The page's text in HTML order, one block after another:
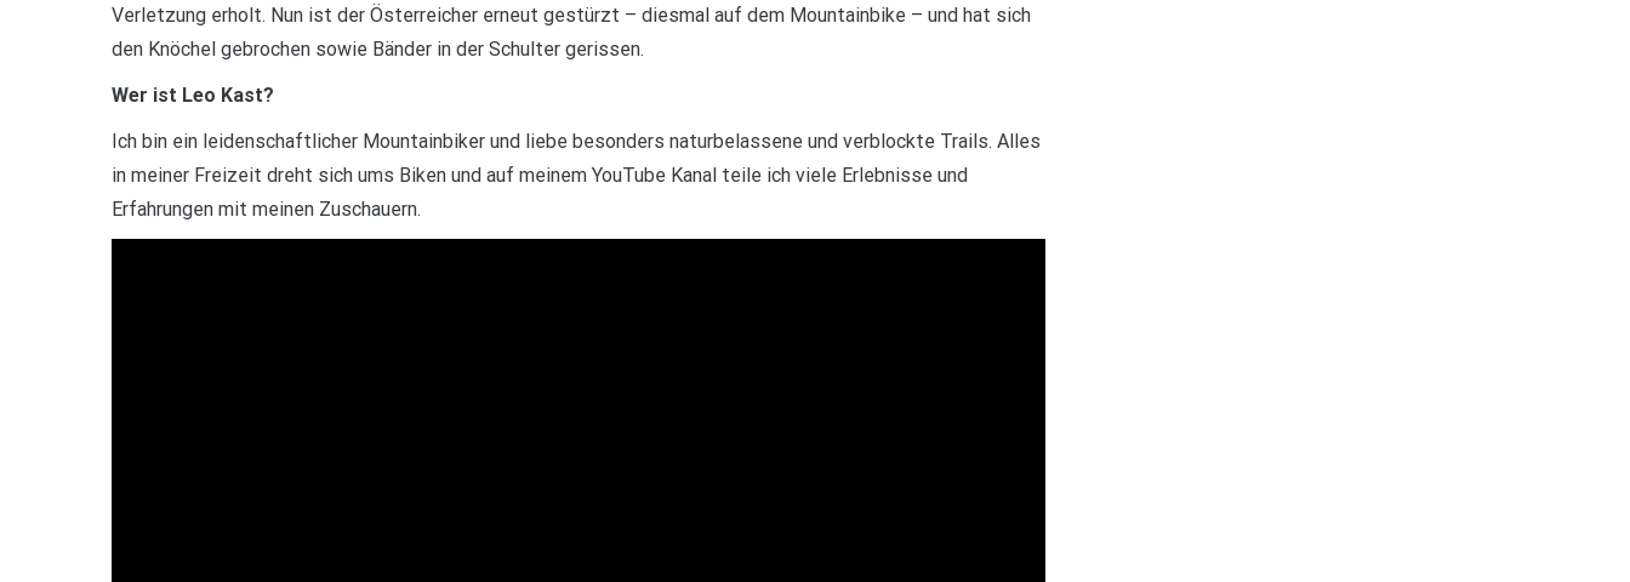
Verletzung erholt. Nun ist der Österreicher erneut gestürzt – diesmal auf dem Mountainbike – und hat sich
den Knöchel gebrochen sowie Bänder in der Schulter gerissen.
Wer ist Leo Kast?
Ich bin ein leidenschaftlicher Mountainbiker und liebe besonders naturbelassene und verblockte Trails. Alles
in meiner Freizeit dreht sich ums Biken und auf meinem YouTube Kanal teile ich viele Erlebnisse und
Erfahrungen mit meinen Zuschauern.